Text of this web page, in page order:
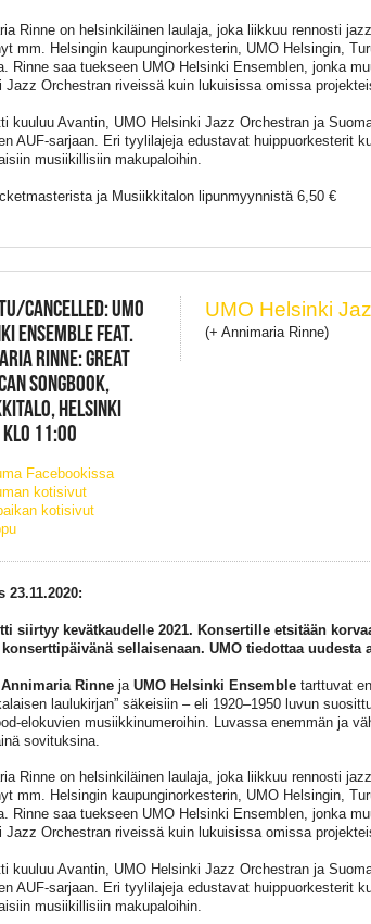
Rinne on helsinkiläinen laulaja, joka liikkuu rennosti
mm. Helsingin kaupunginorkesterin, UMO Helsingin,
Rinne saa tuekseen UMO Helsinki Ensemblen, jonka
Jazz Orchestran riveissä kuin lukuisissa omissa
kuuluu Avantin, UMO Helsinki Jazz Orchestran ja
AUF-sarjaan. Eri tyylilajeja edustavat huippuorkesterit
musiikillisiin makupaloihin.
ja Musiikkitalon lipunmyynnistä 6,50 €
CANCELLED: UMO
ENSEMBLE FEAT.
RINNE: GREAT
SONGBOOK,
HELSINKI
11:00
Facebookissa
kotisivut
kotisivut
UMO Helsinki
(+ Annimaria Rinne)
23.11.2020:
siirtyy kevätkaudelle 2021. Konsertille etsitään
sellaisenaan. UMO tiedottaa
Annimaria Rinneja UMO Helsinki Ensembletarttuvat
laulukirjan” säkeisiin – eli 1920–1950 luvun
elokuvien musiikkinumeroihin. Luvassa enemmän ja
sovituksina.
Rinne on helsinkiläinen laulaja, joka liikkuu rennosti
mm. Helsingin kaupunginorkesterin, UMO Helsingin,
Rinne saa tuekseen UMO Helsinki Ensemblen, jonka
Jazz Orchestran riveissä kuin lukuisissa omissa
kuuluu Avantin, UMO Helsinki Jazz Orchestran ja
AUF-sarjaan. Eri tyylilajeja edustavat huippuorkesterit
musiikillisiin makupaloihin.